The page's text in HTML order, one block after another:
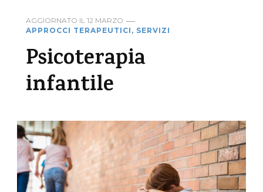
AGGIORNATO IL 12 MARZO
APPROCCI TERAPEUTICI, SERVIZI
Psicoterapia
infantile